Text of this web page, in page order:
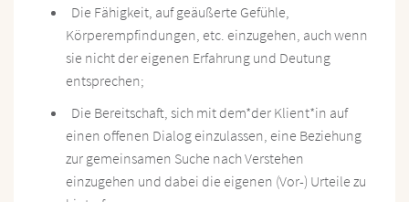
Die Fähigkeit, auf geäußerte Gefühle,
Körperempfindungen, etc. einzugehen, auch wenn
sie nicht der eigenen Erfahrung und Deutung
entsprechen;
Die Bereitschaft, sich mit dem*der Klient*in auf
einen offenen Dialog einzulassen, eine Beziehung
zur gemeinsamen Suche nach Verstehen
einzugehen und dabei die eigenen (Vor-) Urteile zu